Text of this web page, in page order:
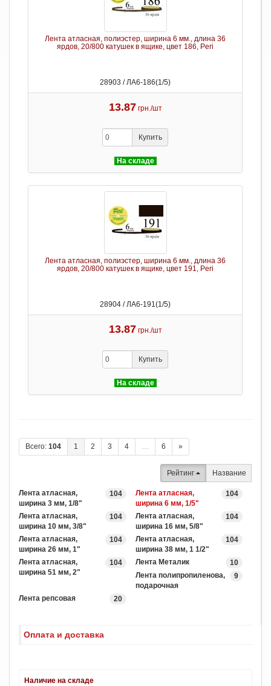
Лента атласная, полиэстер, ширина 6 мм., длина 36
ярдов, 20/800 катушек в ящике, цвет 186, Peri
28903 / ЛА6-186(1/5)
13.87 грн./шт
Купить
На складе
Лента атласная, полиэстер, ширина 6 мм., длина 36
ярдов, 20/800 катушек в ящике, цвет 191, Peri
28904 / ЛА6-191(1/5)
13.87 грн./шт
Купить
На складе
Всего: 104 1 2 3 4 … 6 »
Рейтинг Название
104
Лента атласная,
ширина 3 мм, 1/8"
104
Лента атласная,
ширина 6 мм, 1/5"
104
Лента атласная,
ширина 10 мм, 3/8"
104
Лента атласная,
ширина 16 мм, 5/8"
104
Лента атласная,
ширина 26 мм, 1"
104
Лента атласная,
ширина 38 мм, 1 1/2"
104
Лента атласная,
ширина 51 мм, 2"
10
Лента Металик
9
Лента полипропиленова,
подарочная
20
Лента репсовая
Оплата и доставка
Наличие на складе